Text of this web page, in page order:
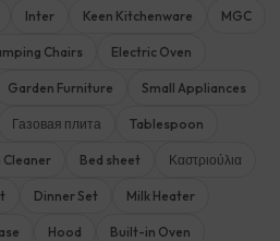
Inter Keen Kitchenware MGC
Chairs Electric Oven
Garden Furniture Small Appliances
Газовая плита Tablespoon
Cleaner Bed sheet Καστριούλια
Dinner Set Milk Heater
Hood Built-in Oven